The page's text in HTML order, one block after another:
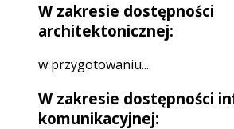
W zakresie dostępności
architektonicznej:
w przygotowaniu....
W zakresie dostępności
komunikacyjnej: